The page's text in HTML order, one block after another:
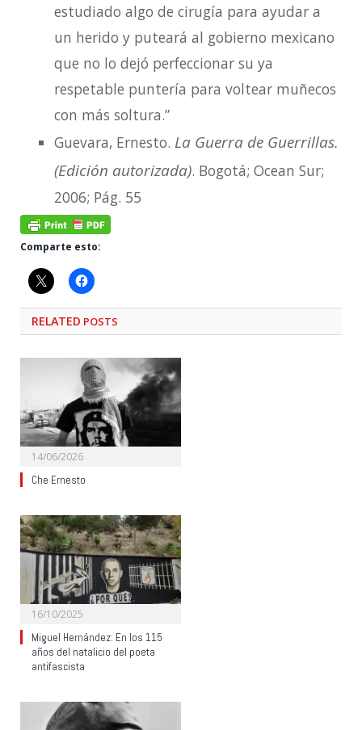
estudiado algo de cirugía para ayudar a
un herido y puteará al gobierno mexicano
que no lo dejó perfeccionar su ya
respetable puntería para voltear muñecos
con más soltura.”
Guevara, Ernesto. La Guerra de Guerrillas.
(Edición autorizada). Bogotá; Ocean Sur;
2006; Pág. 55
Comparte esto:
RELATED POSTS
14/06/2026
Che Ernesto
16/10/2025
Miguel Hernández: En los 115
años del natalicio del poeta
antifascista